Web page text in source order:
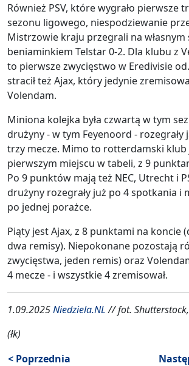
Również PSV, które wygrało pierwsze
sezonu ligowego, niespodziewanie
Mistrzowie kraju przegrali na własnym
beniaminkiem Telstar 0-2. Dla klubu z
to pierwsze zwycięstwo w Eredivisie
stracił też Ajax, który jedynie
Volendam.
Miniona kolejka była czwartą w tym
drużyny - w tym Feyenoord - rozegrały
trzy mecze. Mimo to rotterdamski klub
pierwszym miejscu w tabeli, z 9
Po 9 punktów mają też NEC, Utrecht i
drużyny rozegrały już po 4 spotkania i
po jednej porażce.
Piąty jest Ajax, z 8 punktami na koncie
dwa remisy). Niepokonane pozostają
zwycięstwa, jeden remis) oraz
4 mecze - i wszystkie 4 zremisował.
1.09.2025Niedziela.NL// fot.
(łk)
< Poprzednia